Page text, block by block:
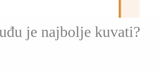
je najbolje kuvati?